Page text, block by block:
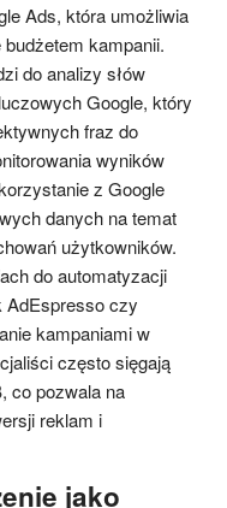
Ads, która umożliwia
kampanii.
do analizy słów
Google, który
fraz do
wyników
z Google
danych na temat
użytkowników.
do automatyzacji
AdEspresso czy
kampaniami w
często sięgają
co pozwala na
reklam i
jako